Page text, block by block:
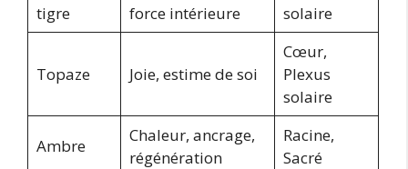
tigre
force intérieure
solaire
Topaze Joie, estime de soi
Cœur,
Plexus
solaire
Ambre
Chaleur, ancrage,
régénération
Racine,
Sacré